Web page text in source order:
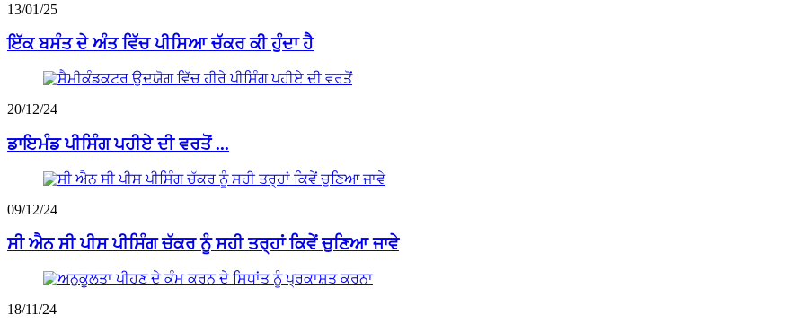
13/01/25
ਇੱਕ ਬਸੰਤ ਦੇ ਅੰਤ ਵਿੱਚ ਪੀਸਿਆ ਚੱਕਰ ਕੀ ਹੁੰਦਾ ਹੈ
20/12/24
ਡਾਇਮੰਡ ਪੀਸਿੰਗ ਪਹੀਏ ਦੀ ਵਰਤੋਂ ...
09/12/24
ਸੀ ਐਨ ਸੀ ਪੀਸ ਪੀਸਿੰਗ ਚੱਕਰ ਨੂੰ ਸਹੀ ਤਰ੍ਹਾਂ ਕਿਵੇਂ ਚੁਣਿਆ ਜਾਵੇ
18/11/24